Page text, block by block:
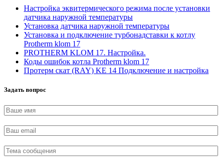
Настройка эквитермического режима после установки
датчика наружной температуры
Установка датчика наружной температуры
Установка и подключение турбонадставки к котлу
Protherm klom 17
PROTHERM KLOM 17. Настройка.
Коды ошибок котла Protherm klom 17
Протерм скат (RAY) KE 14 Подключение и настройка
Задать вопрос